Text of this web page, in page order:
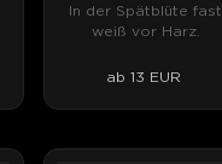
In der Spätblüte fast
weiß vor Harz.
ab 13 EUR